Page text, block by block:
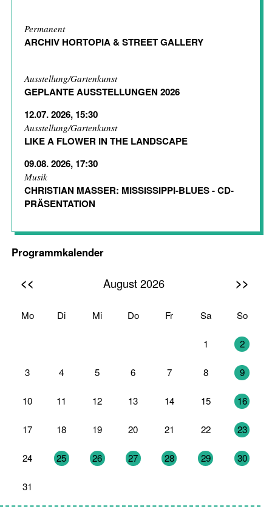
Permanent
ARCHIV HORTOPIA & STREET GALLERY
Ausstellung/Gartenkunst
GEPLANTE AUSSTELLUNGEN 2026
12.07. 2026, 15:30
Ausstellung/Gartenkunst
LIKE A FLOWER IN THE LANDSCAPE
09.08. 2026, 17:30
Musik
CHRISTIAN MASSER: MISSISSIPPI-BLUES - CD-
PRÄSENTATION
Programmkalender
<< August 2026 >>
Mo Di Mi Do Fr Sa So
1 2
3 4 5 6 7 8 9
10 11 12 13 14 15 16
17 18 19 20 21 22 23
24 25 26 27 28 29 30
31